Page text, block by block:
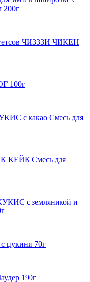
200г
ЧИЗЗЗИ ЧИКЕН
100г
с какао Смесь для
КЕЙК Смесь для
с земляникой и
цукини 70г
190г